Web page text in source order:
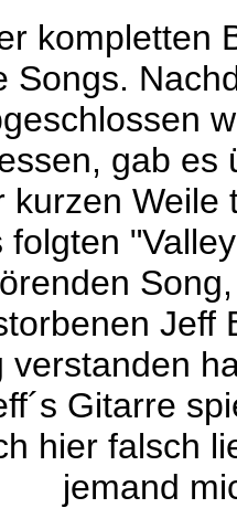
kompletten
Songs.
gab es
kurzen Weile
folgten
Jeff
verstanden
Gitarre
hier falsch
jemand